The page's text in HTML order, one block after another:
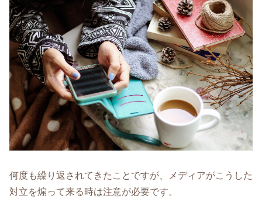
何度も繰り返されてきたことですが、メディアがこうした
対立を煽って来る時は注意が必要です。